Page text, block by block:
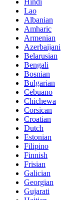
Hindi
Lao
Albanian
Amharic
Armenian
Azerbaijani
Belarusian
Bengali
Bosnian
Bulgarian
Cebuano
Chichewa
Corsican
Croatian
Dutch
Estonian
Filipino
Finnish
Frisian
Galician
Georgian
Gujarati